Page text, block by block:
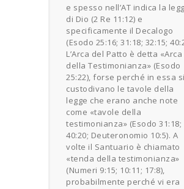
e spesso nell’AT indica la
di Dio (2 Re 11:12) e
specificamente il Decalogo
(Esodo 25:16; 31:18; 32:15;
L’Arca del Patto è detta «Arca
della Testimonianza» (Esodo
25:22), forse perché in essa si
custodivano le tavole della
legge che erano anche note
come «tavole della
testimonianza» (Esodo 31:18;
40:20; Deuteronomio 10:5). A
volte il Santuario è chiamato
«tenda della testimonianza»
(Numeri 9:15; 10:11; 17:8),
probabilmente perché vi era